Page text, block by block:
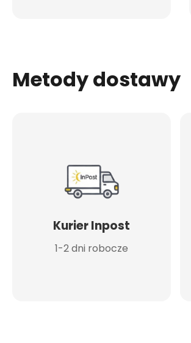
Metody dostawy
Kurier Inpost
1-2 dni robocze